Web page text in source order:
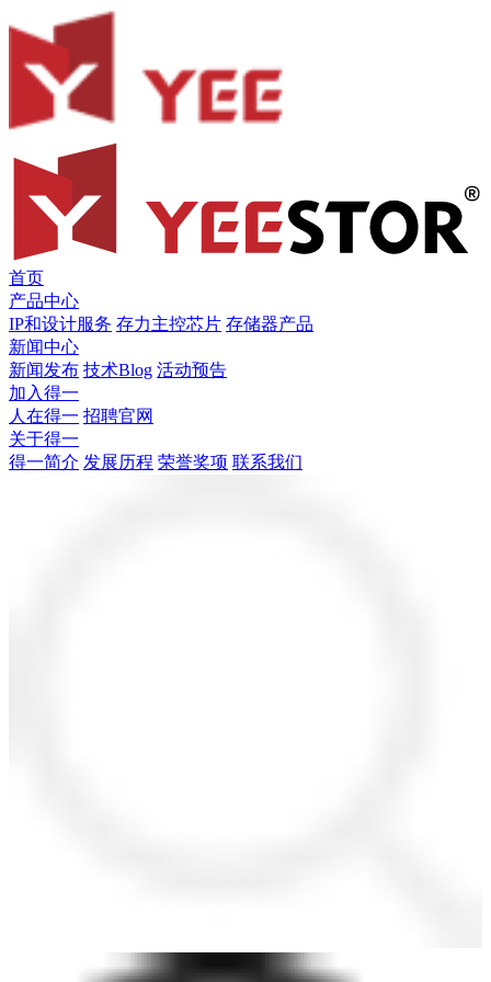
首页
产品中心
IP和设计服务 存力主控芯片 存储器产品
新闻中心
新闻发布 技术Blog 活动预告
加入得一
人在得一 招聘官网
关于得一
得一简介 发展历程 荣誉奖项 联系我们